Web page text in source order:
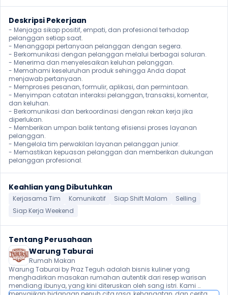
Deskripsi Pekerjaan
- Menjaga sikap positif, empati, dan profesional terhadap
pelanggan setiap saat.
- Menanggapi pertanyaan pelanggan dengan segera.
- Berkomunikasi dengan pelanggan melalui berbagai saluran.
- Menerima dan menyelesaikan keluhan pelanggan.
- Memahami keseluruhan produk sehingga Anda dapat
menjawab pertanyaan.
- Memproses pesanan, formulir, aplikasi, dan permintaan.
- Menyimpan catatan interaksi pelanggan, transaksi, komentar,
dan keluhan.
- Berkomunikasi dan berkoordinasi dengan rekan kerja jika
diperlukan.
- Memberikan umpan balik tentang efisiensi proses layanan
pelanggan.
- Mengelola tim perwakilan layanan pelanggan junior.
- Memastikan kepuasan pelanggan dan memberikan dukungan
pelanggan profesional.
Keahlian yang Dibutuhkan
Kerjasama Tim Komunikatif Siap Shift Malam
Selling
Siap Kerja Weekend
Tentang Perusahaan
Warung Taburai
Rumah Makan
Warung Taburai by Praz Teguh adalah bisnis kuliner yang
menghadirkan masakan rumahan autentik dari resep warisan
mendiang ibunya, yang kini diteruskan oleh sang istri. Kami